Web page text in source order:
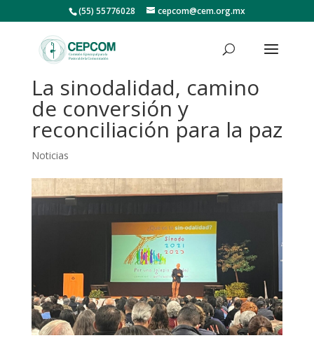
(55) 55776028 cepcom@cem.org.mx
La sinodalidad, camino
de conversión y
reconciliación para la paz
Noticias